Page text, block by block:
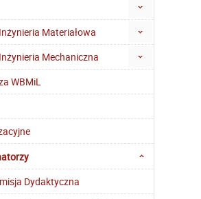
Materiałowa
Mechaniczna
WBMiL
Dydaktyczna